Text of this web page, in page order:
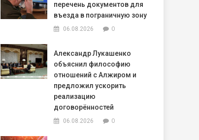
перечень документов для
въезда в пограничную зону
06.08.2026 0
Александр Лукашенко
объяснил философию
отношений с Алжиром и
предложил ускорить
реализацию
договорённостей
06.08.2026 0